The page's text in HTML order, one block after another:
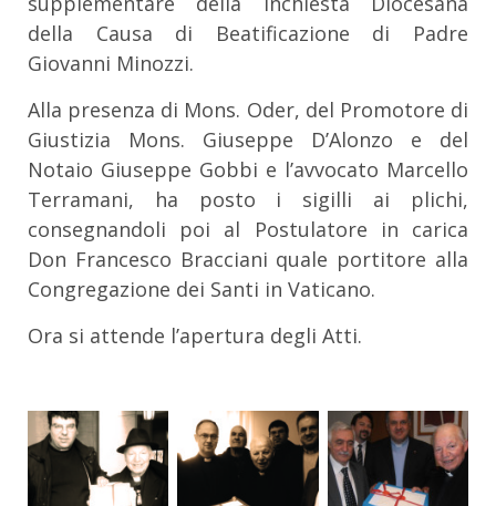
della Causa di Beatificazione di Padre
Giovanni Minozzi.
Alla presenza di Mons. Oder, del Promotore di
Giustizia Mons. Giuseppe D’Alonzo e del
Notaio Giuseppe Gobbi e l’avvocato Marcello
Terramani, ha posto i sigilli ai plichi,
consegnandoli poi al Postulatore in carica
Don Francesco Bracciani quale portitore alla
Congregazione dei Santi in Vaticano.
Ora si attende l’apertura degli Atti.